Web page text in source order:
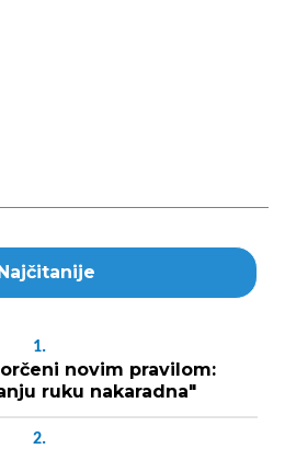
1.
novim pravilom:
ruku nakaradna"
2.